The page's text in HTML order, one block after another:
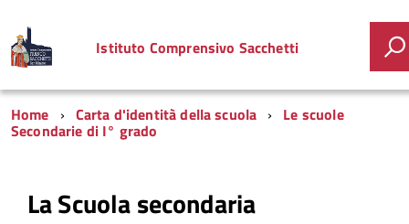
Istituto Comprensivo Sacchetti
Home Carta d'identità della scuola Le scuole
Secondarie di I° grado
La Scuola secondaria